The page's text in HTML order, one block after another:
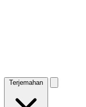
Terjemahan